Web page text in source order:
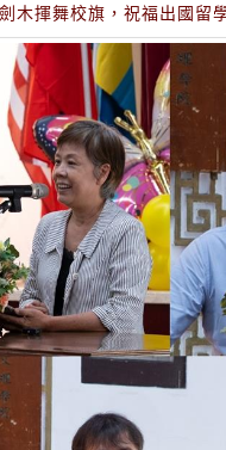
木揮舞校旗，祝福出國留